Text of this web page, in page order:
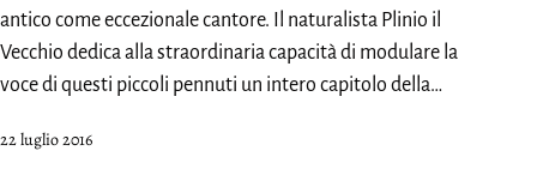
antico come eccezionale cantore. Il naturalista Plinio il
Vecchio dedica alla straordinaria capacità di modulare la
voce di questi piccoli pennuti un intero capitolo della…
Pubblicato
22 luglio 2016